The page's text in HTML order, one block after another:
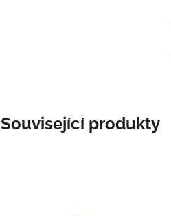
Související produkty